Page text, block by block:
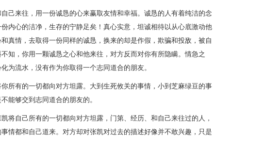
来往，用一份诚恳的心来赢取友情和幸福。诚恳的人有着纯洁的念
内心的洁净，生存的宁静足矣！真心实意，坦诚相待以从心底激动他
真情，去取得一份同样的诚恳，换来的却是作假，欺骗和投敌，被自
知，你用一颗诚恳之心和他来往，对方反而对你有所隐瞒。情急之
为流水，没有作为你取得一个志同道合的朋友。
有的一切都向对方坦露。大到生死攸关的事情，小到芝麻绿豆的事
能够交到志同道合的朋友的。
自己所有的一切都向对方坦露，门第、经历、和自己来往过的人，
情都和自己道来。对方却对张凯对过去的描述好像并不敢兴趣，只是